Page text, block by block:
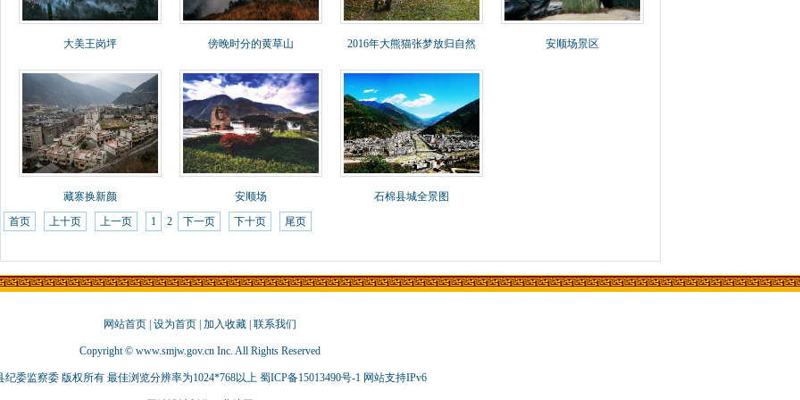
大美王岗坪 傍晚时分的黄草山 2016年大熊猫张梦放归自然 安顺场景区
藏寨换新颜 安顺场
石棉县城全景图
首页
上十页 上一页 1 2 下一页 下十页 尾页
网站首页 设为首页 加入收藏 联系我们
Copyright © www.smjw.gov.cn Inc. All Rights Reserved
纪委监察委 版权所有 最佳浏览分辨率为1024*768以上 蜀ICP备15013490号-1 网站支持IPv6